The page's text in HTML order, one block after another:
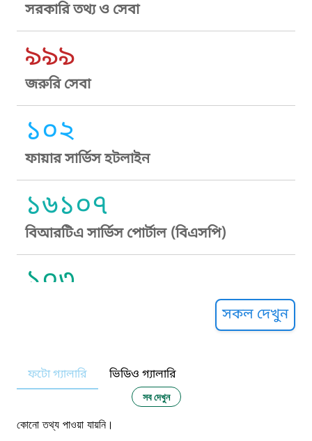
সরকারি তথ্য ও সেবা
৯৯৯
জরুরি সেবা
১০২
ফায়ার সার্ভিস হটলাইন
১৬১০৭
বিআরটিএ সার্ভিস পোর্টাল (বিএসপি)
১০৩
নারী ও শিশু নির্যাতন প্রতিরোধ
১০৬
সকল দেখুন
ফটো গ্যালারি ভিডিও গ্যালারি
সব দেখুন
কোনো তথ্য পাওয়া যায়নি।